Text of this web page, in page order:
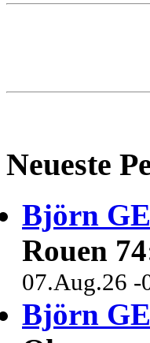
Neueste
Björn
Rouen
07.Aug.26 -
Björn